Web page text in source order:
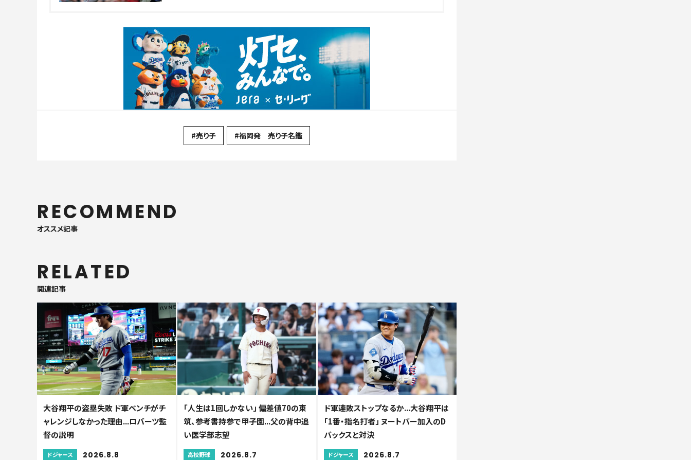
#売り子 #福岡発 売り子名鑑
RECOMMEND
オススメ記事
RELATED
関連記事
大谷翔平の盗塁失敗 ド軍ベンチがチ
ャレンジしなかった理由...ロバーツ監
督の説明
ドジャース 2026.8.8
「人生は1回しかない」 偏差値70の東
筑、参考書持参で甲子園...父の背中追
い医学部志望
高校野球 2026.8.7
ド軍連敗ストップなるか...大谷翔平は
「1番・指名打者」 ヌートバー加入のD
バックスと対決
ドジャース 2026.8.7